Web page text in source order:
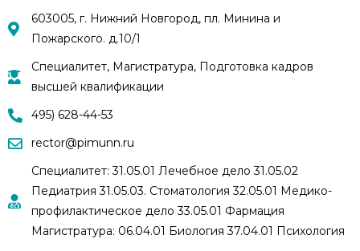
603005, г. Нижний Новгород, пл. Минина и
Пожарского. д.10/1
Специалитет, Магистратура, Подготовка кадров
высшей квалификации
495) 628-44-53
rector@pimunn.ru
Специалитет: 31.05.01 Лечебное дело 31.05.02
Педиатрия 31.05.03. Стоматология 32.05.01 Медико-
профилактическое дело 33.05.01 Фармация
Магистратура: 06.04.01 Биология 37.04.01 Психология